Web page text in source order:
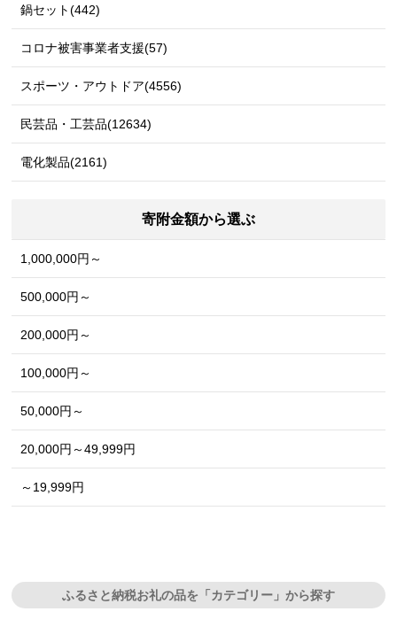
鍋セット(442)
コロナ被害事業者支援(57)
スポーツ・アウトドア(4556)
民芸品・工芸品(12634)
電化製品(2161)
寄附金額から選ぶ
1,000,000円～
500,000円～
200,000円～
100,000円～
50,000円～
20,000円～49,999円
～19,999円
ふるさと納税お礼の品を「カテゴリー」から探す